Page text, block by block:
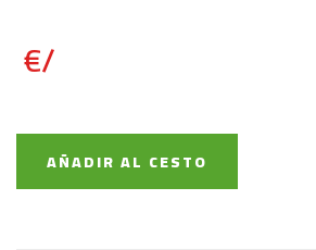
€/
AÑADIR AL CESTO